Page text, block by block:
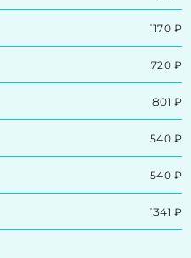
1170 ₽
720 ₽
801 ₽
540 ₽
540 ₽
1341 ₽